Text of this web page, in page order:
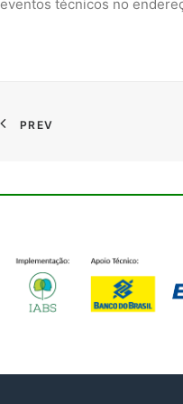
eventos técnicos no
PREV